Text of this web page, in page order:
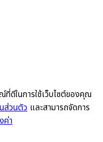
ดีในการใช้เว็บไซต์ของคุณ
ส่วนตัว และสามารถจัดการ
ค่า